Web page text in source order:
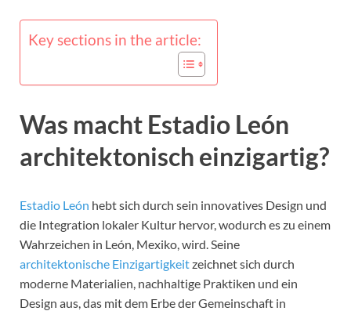
Key sections in the article:
Was macht Estadio León
architektonisch einzigartig?
Estadio León hebt sich durch sein innovatives Design und
die Integration lokaler Kultur hervor, wodurch es zu einem
Wahrzeichen in León, Mexiko, wird. Seine
architektonische Einzigartigkeitzeichnet sich durch
moderne Materialien, nachhaltige Praktiken und ein
Design aus, das mit dem Erbe der Gemeinschaft in